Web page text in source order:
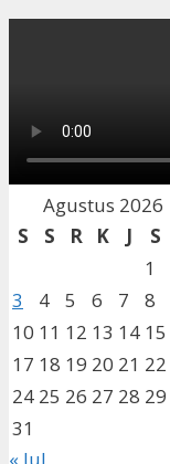
Agustus 2026
S
S R K J S
1
3
4 5 6 7 8
10 11 12 13 14 15
17 18 19 20 21 22
24 25 26 27 28 29
31
« Jul